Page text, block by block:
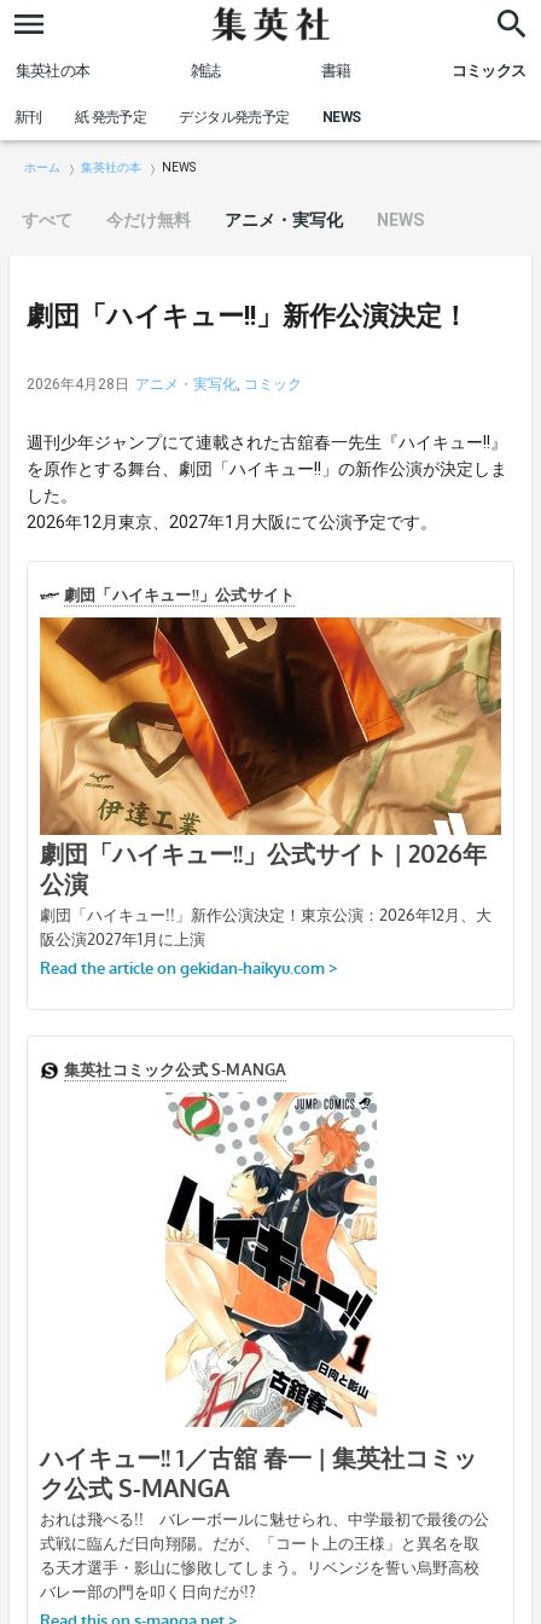
集英社の本 雑誌 書籍 コミックス
新刊 紙 発売予定 デジタル発売予定 NEWS
ホーム 集英社の本 NEWS
すべて 今だけ無料 アニメ・実写化 NEWS
劇団「ハイキュー!!」新作公演決定！
2026年4月28日 アニメ・実写化, コミック
週刊少年ジャンプにて連載された古舘春一先生『ハイキュー!!』
を原作とする舞台、劇団「ハイキュー!!」の新作公演が決定しま
した。
2026年12月東京、2027年1月大阪にて公演予定です。